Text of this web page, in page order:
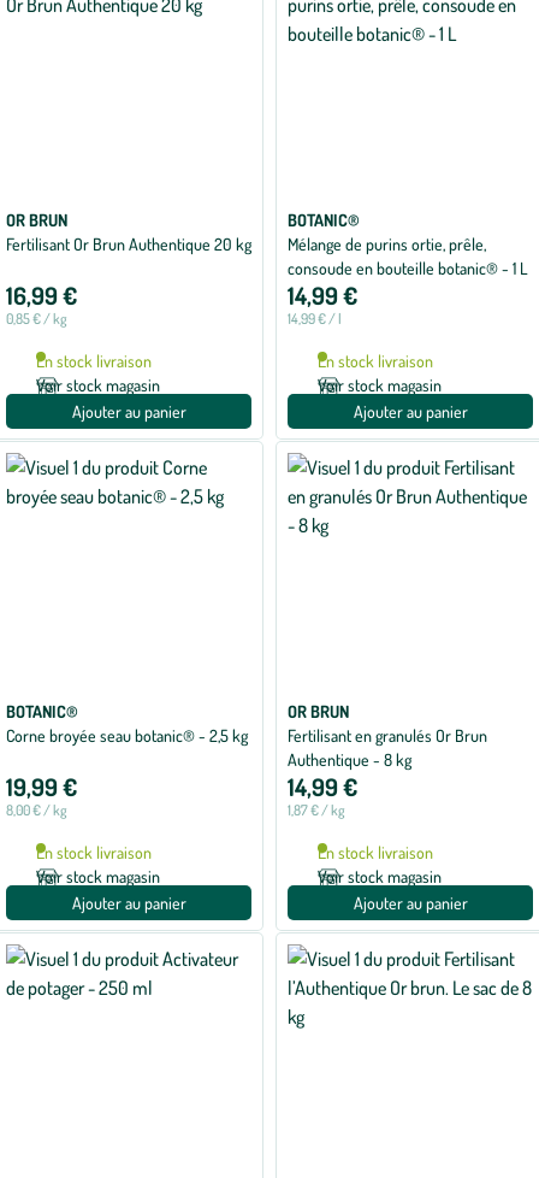
OR BRUN
Fertilisant Or Brun Authentique 20 kg
16,99 €
0,85 € / kg
En stock livraison
Voir stock magasin
Ajouter au panier
BOTANIC®
Mélange de purins ortie, prêle,
consoude en bouteille botanic® - 1 L
14,99 €
14,99 € / l
En stock livraison
Voir stock magasin
Ajouter au panier
BOTANIC®
Corne broyée seau botanic® - 2,5 kg
19,99 €
8,00 € / kg
En stock livraison
Voir stock magasin
Ajouter au panier
OR BRUN
Fertilisant en granulés Or Brun
Authentique - 8 kg
14,99 €
1,87 € / kg
En stock livraison
Voir stock magasin
Ajouter au panier